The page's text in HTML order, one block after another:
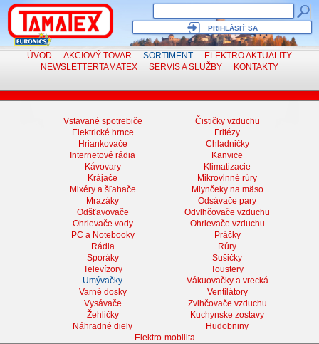
PRIHLÁSIŤ SA
ÚVOD AKCIOVÝ TOVAR SORTIMENT ELEKTROAKTUALITY
NEWSLETTERTAMATEX SERVISA SLUŽBY KONTAKTY
Vstavané spotrebiče
Čističky vzduchu
Elektrické hrnce
Fritézy
Hriankovače
Chladničky
Internetové rádia
Kanvice
Kávovary
Klimatizacie
Krájače
Mikrovlnné rúry
Mixéry a šľahače
Mlynčeky na mäso
Mrazáky
Odsávače pary
Odšťavovače
Odvlhčovače vzduchu
Ohrievače vody
Ohrievače vzduchu
PC a Notebooky
Práčky
Rádia
Rúry
Sporáky
Sušičky
Televízory
Toustery
Umývačky
Vákuovačky a vrecká
Varné dosky
Ventilátory
Vysávače
Zvlhčovače vzduchu
Žehličky
Kuchynske zostavy
Náhradné diely
Hudobniny
Elektro-mobilita